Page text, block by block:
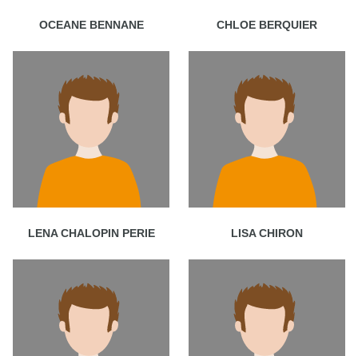
OCEANE BENNANE CHLOE BERQUIER
LENA CHALOPIN PERIE LISA CHIRON